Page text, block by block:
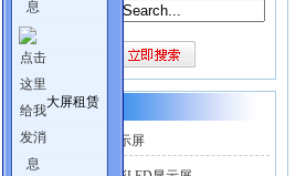
关键词：
产品目录
LED电子显示屏
大屏租赁